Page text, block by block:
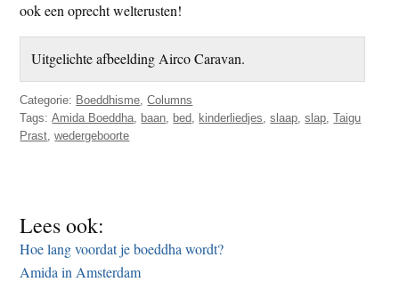
ook een oprecht welterusten!
Uitgelichte afbeelding Airco Caravan.
Categorie: Boeddhisme ,Columns
Tags:Amida Boeddha baan bed kinderliedjes ,slaap ,slap ,Taigu
Prast ,wedergeboorte
Lees ook:
Hoe lang voordat je boeddha wordt?
Amida in Amsterdam